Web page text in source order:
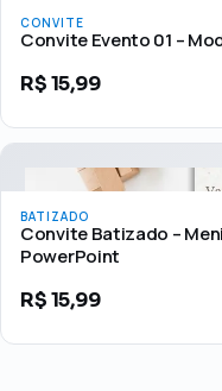
CONVITE
Convite Evento 01 –
R$15,99
BATIZADO
Convite Batizado –
PowerPoint
R$15,99